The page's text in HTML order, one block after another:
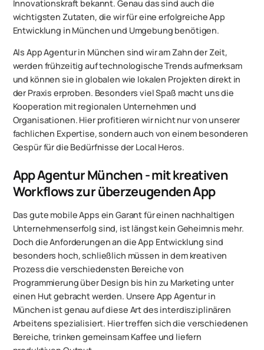
Innovationskraft bekannt. Genau das sind auch die
wichtigsten Zutaten, die wir für eine erfolgreiche App
Entwicklung in München und Umgebung benötigen.
Als App Agentur in München sind wir am Zahn der Zeit,
werden frühzeitig auf technologische Trends aufmerksam
und können sie in globalen wie lokalen Projekten direkt in
der Praxis erproben. Besonders viel Spaß macht uns die
Kooperation mit regionalen Unternehmen und
Organisationen. Hier profitieren wir nicht nur von unserer
fachlichen Expertise, sondern auch von einem besonderen
Gespür für die Bedürfnisse der Local Heros.
App Agentur München - mit kreativen
Workflows zur überzeugenden App
Das gute mobile Apps ein Garant für einen nachhaltigen
Unternehmenserfolg sind, ist längst kein Geheimnis mehr.
Doch die Anforderungen an die App Entwicklung sind
besonders hoch, schließlich müssen in dem kreativen
Prozess die verschiedensten Bereiche von
Programmierung über Design bis hin zu Marketing unter
einen Hut gebracht werden. Unsere App Agentur in
München ist genau auf diese Art des interdisziplinären
Arbeitens spezialisiert. Hier treffen sich die verschiedenen
Bereiche, trinken gemeinsam Kaffee und liefern